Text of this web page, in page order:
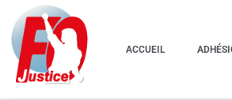
ACCUEIL